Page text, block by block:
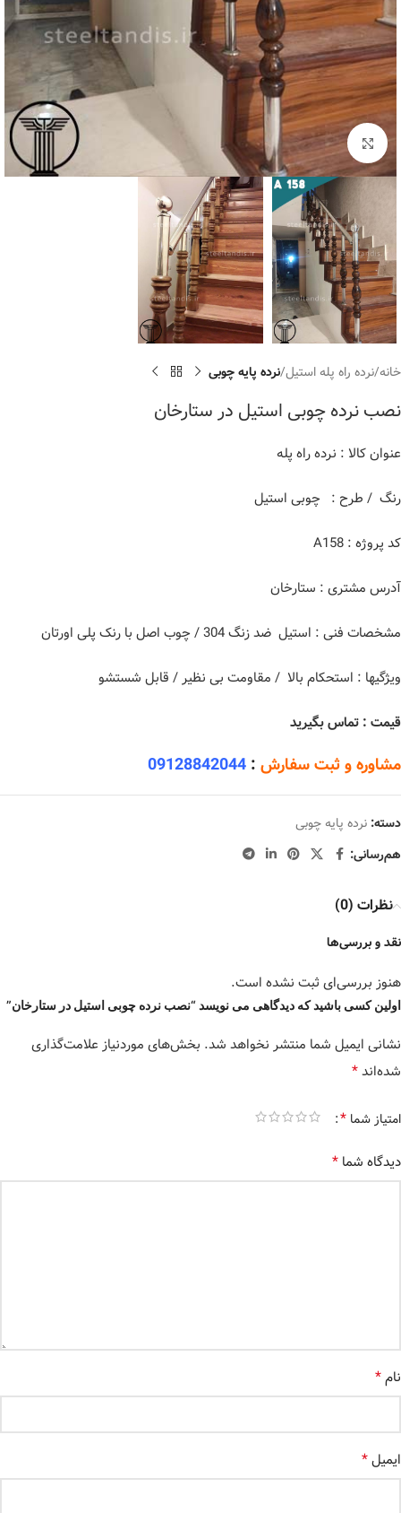
برای بزرگنمایی کلیک کنید
خانه نرده راه پله استیل نرده پایه چوبی
نصب نرده چوبی استیل در ستارخان
عنوان کالا : نرده راه پله
رنگ / طرح : چوبی استیل
کد پروژه : A158
آدرس مشتری : ستارخان
مشخصات فنی : استیل ضد زنگ 304 / چوب اصل با رنک پلی اورتان
ویژگیها : استحکام بالا / مقاومت بی نظیر / قابل شستشو
قیمت : تماس بگیرید
مشاوره و ثبت سفارش :
09128842044
دسته: نرده پایه چوبی
هم‌رسانی:
نظرات (0)
نقد و بررسی‌ها
هنوز بررسی‌ای ثبت نشده است.
اولین کسی باشید که دیدگاهی می نویسد “نصب نرده چوبی استیل در ستارخان”
نشانی ایمیل شما منتشر نخواهد شد. بخش‌های موردنیاز علامت‌گذاری
شده‌اند*
امتیاز شما *
دیدگاه شما *
نام*
ایمیل*